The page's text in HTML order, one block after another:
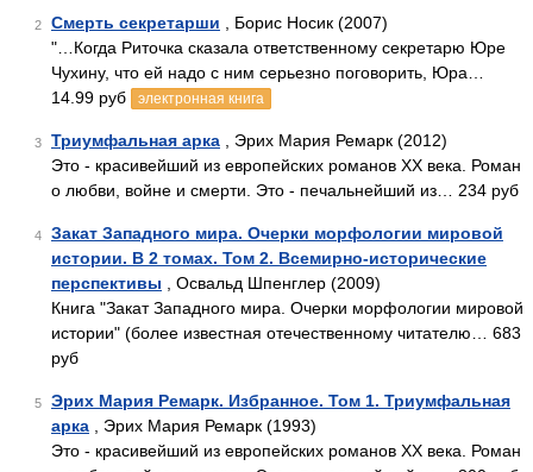
2 Смерть секретарши , Борис Носик (2007)
"…Когда Риточка сказала ответственному секретарю Юре
Чухину, что ей надо с ним серьезно поговорить, Юра…
14.99 руб
электронная книга
3 Триумфальная арка , Эрих Мария Ремарк (2012)
Это - красивейший из европейских романов XX века. Роман
о любви, войне и смерти. Это - печальнейший из… 234 руб
4
Закат Западного мира. Очерки морфологии мировой
истории. В 2 томах. Том 2. Всемирно-исторические
перспективы , Освальд Шпенглер (2009)
Книга "Закат Западного мира. Очерки морфологии мировой
истории" (более известная отечественному читателю… 683
руб
5
Эрих Мария Ремарк. Избранное. Том 1. Триумфальная
арка , Эрих Мария Ремарк (1993)
Это - красивейший из европейских романов XX века. Роман